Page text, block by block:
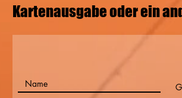
Kartenausgabe oder ein